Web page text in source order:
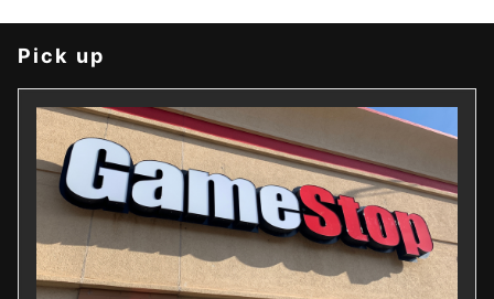
Pick up